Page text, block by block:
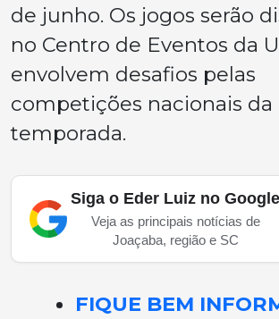
de junho. Os jogos serão
no Centro de Eventos da
envolvem desafios pelas
competições nacionais da
temporada.
Siga o Eder Luiz no Google
Veja as principais notícias de
Joaçaba, região e SC
FIQUE BEM